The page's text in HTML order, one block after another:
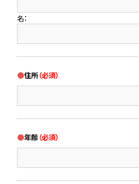
名：
住所（必須）
年齢（必須）